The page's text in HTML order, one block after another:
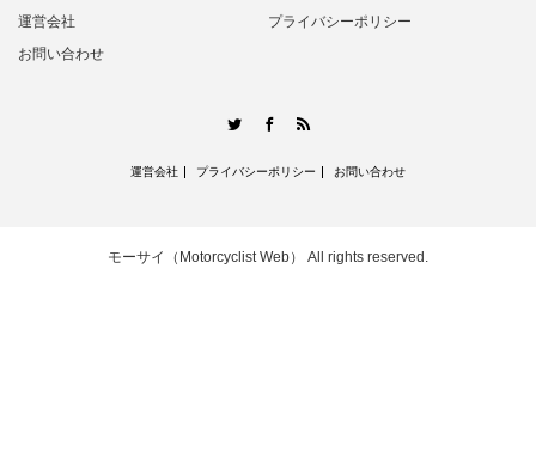
運営会社
プライバシーポリシー
お問い合わせ
TwitterFacebook
運営会社 プライバシーポリシー お問い合わせ
モーサイ（Motorcyclist Web） All rights reserved.